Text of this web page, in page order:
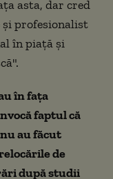
asta, dar cred
și profesionalist
în piață și
în fața
faptul că
au făcut
de
după studii